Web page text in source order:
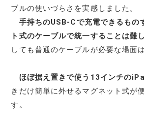
ブルの使いづらさを実感しました。
手持ちのUSB-Cで充電できるもの
ト式のケーブルで統一することは難
しても普通のケーブルが必要な場面
ほぼ据え置きで使う13インチの
きだけ簡単に外せるマグネット式が
す。